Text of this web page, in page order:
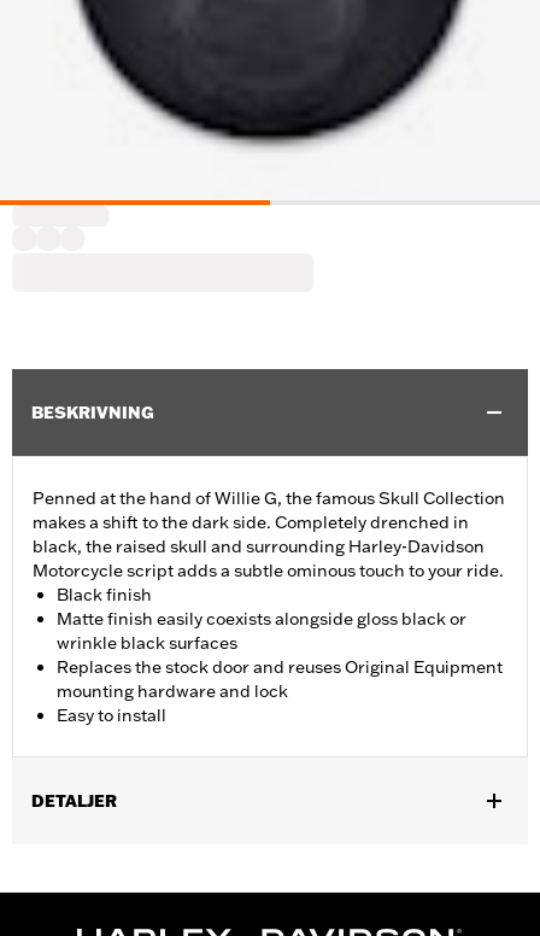
BESKRIVNING
Penned at the hand of Willie G, the famous Skull Collection
makes a shift to the dark side. Completely drenched in
black, the raised skull and surrounding Harley-Davidson
Motorcycle script adds a subtle ominous touch to your ride.
Black finish
Matte finish easily coexists alongside gloss black or
wrinkle black surfaces
Replaces the stock door and reuses Original Equipment
mounting hardware and lock
Easy to install
DETALJER
FLTRXSTSE and '25-later FLTRXRRSE and FLHXU models.